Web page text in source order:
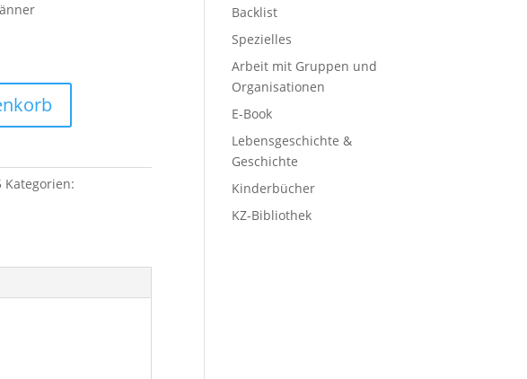
Kategorien:
Backlist
Spezielles
Arbeit mit Gruppen und
Organisationen
E-Book
Lebensgeschichte &
Geschichte
Kinderbücher
KZ-Bibliothek